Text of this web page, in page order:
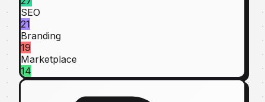
SEO
21
Branding
19
Marketplace
14